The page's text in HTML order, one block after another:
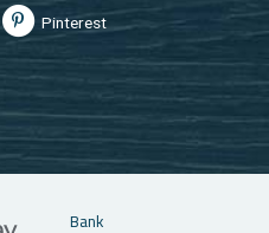
Pin­te­rest
Bank